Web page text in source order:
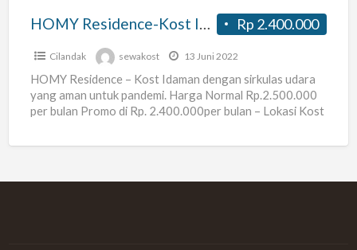
Rp 2.400.000
HOMY Residence-Kost Idaman Dekat Stasiun MRT Fatmawati
Cilandak sewakost 13 Juni 2022
HOMY Residence – Kost Idaman dengan sirkulas udara
yang aman untuk pandemi. Harga Normal Rp.2.500.000
per bulan Promo di Rp. 2.400.000per bulan – Lokasi Kost